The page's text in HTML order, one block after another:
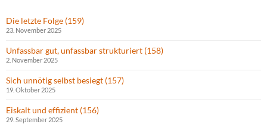
Die letzte Folge (159)
23. November 2025
Unfassbar gut, unfassbar strukturiert (158)
2. November 2025
Sich unnötig selbst besiegt (157)
19. Oktober 2025
Eiskalt und effizient (156)
29. September 2025